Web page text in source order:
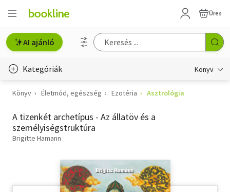
Üres
AI ajánló
Kategóriák Könyv
Életmód, egészség
Erotika
Gyermek- és ifjúsági
Hobbi, szabadidő
Könyv Életmód, egészség Ezotéria Asztrológia
A tizenkét archetípus - Az állatöv és a
személyiségstruktúra
Brigitte Hamann